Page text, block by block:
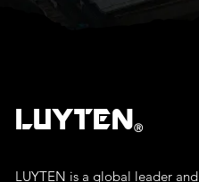
LUYTENⓇ
LUYTEN is a global leader and